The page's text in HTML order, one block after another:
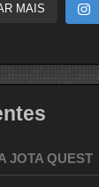
MAIS
JOTA QUEST